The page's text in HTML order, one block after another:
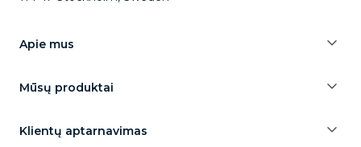
Apie mus
Mūsų produktai
Klientų aptarnavimas